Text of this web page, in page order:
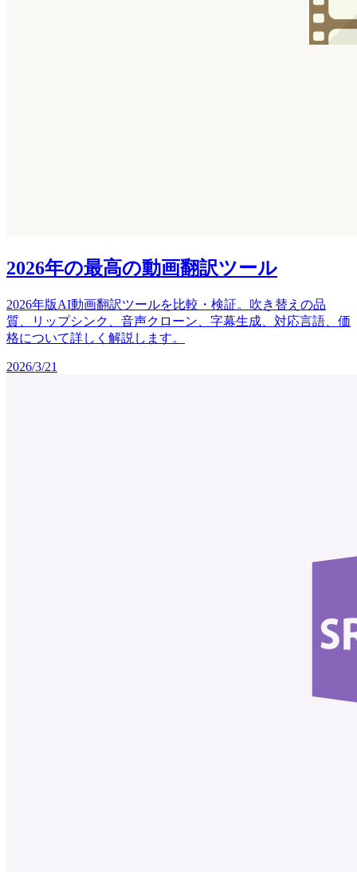
2026年の最高の動画翻訳ツール
2026年版AI動画翻訳ツールを比較・検証。吹き替えの品
質、リップシンク、音声クローン、字幕生成、対応言語、価
格について詳しく解説します。
2026/3/21